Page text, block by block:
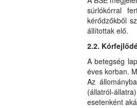
súrlókórral
kérődzőkből
állítottak elő.
2.2.
A betegség
éves korban.
Az
(állatról-
esetenként